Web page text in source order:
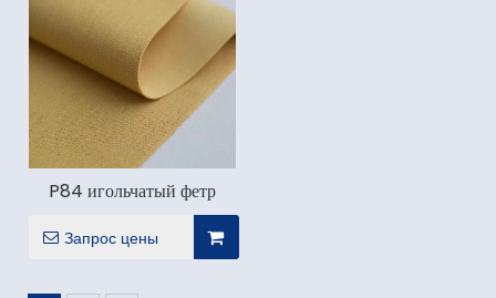
P84 игольчатый фетр
Запрос цены